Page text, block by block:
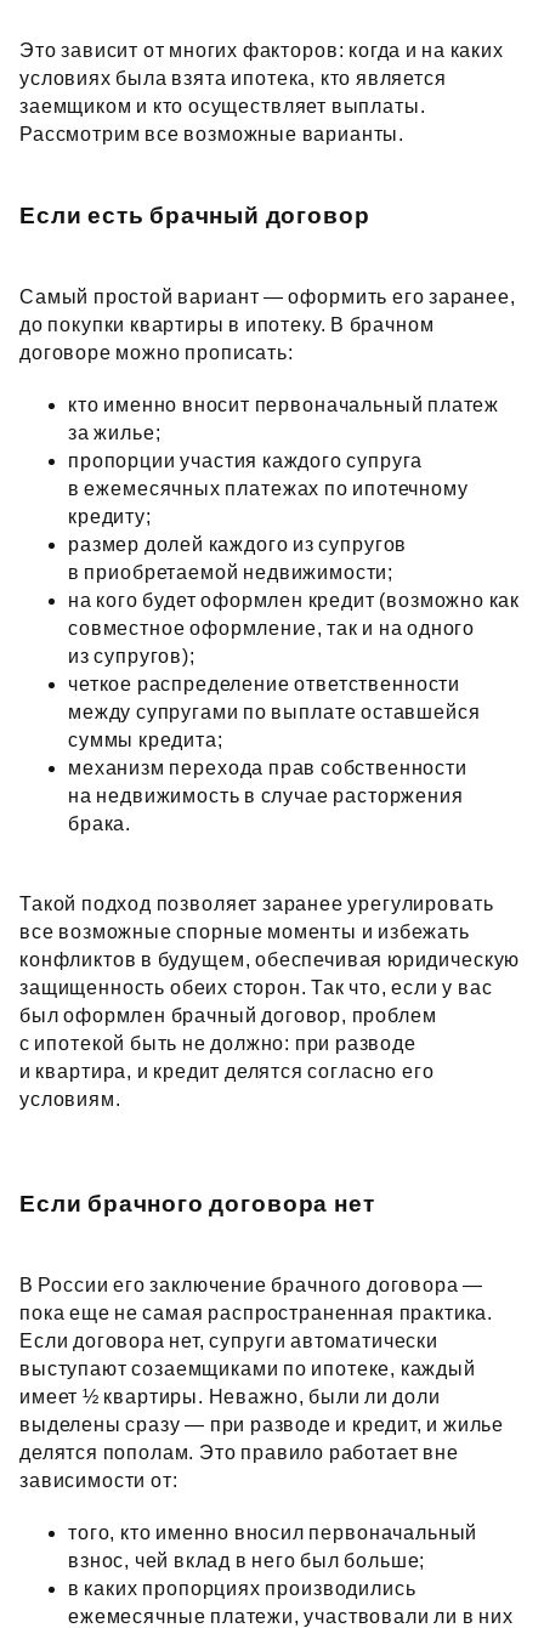
Это зависит от многих факторов: когда и на каких
условиях была взята ипотека, кто является
заемщиком и кто осуществляет выплаты.
Рассмотрим все возможные варианты.
Если есть брачный договор
Самый простой вариант — оформить его заранее,
до покупки квартиры в ипотеку. В брачном
договоре можно прописать:
кто именно вносит первоначальный платеж
за жилье;
пропорции участия каждого супруга
в ежемесячных платежах по ипотечному
кредиту;
размер долей каждого из супругов
в приобретаемой недвижимости;
на кого будет оформлен кредит (возможно как
совместное оформление, так и на одного
из супругов);
четкое распределение ответственности
между супругами по выплате оставшейся
суммы кредита;
механизм перехода прав собственности
на недвижимость в случае расторжения
брака.
Такой подход позволяет заранее урегулировать
все возможные спорные моменты и избежать
конфликтов в будущем, обеспечивая юридическую
защищенность обеих сторон. Так что, если у вас
был оформлен брачный договор, проблем
с ипотекой быть не должно: при разводе
и квартира, и кредит делятся согласно его
условиям.
Если брачного договора нет
В России его заключение брачного договора —
пока еще не самая распространенная практика.
Если договора нет, супруги автоматически
выступают созаемщиками по ипотеке, каждый
имеет ½ квартиры. Неважно, были ли доли
выделены сразу — при разводе и кредит, и жилье
делятся пополам. Это правило работает вне
зависимости от:
того, кто именно вносил первоначальный
взнос, чей вклад в него был больше;
в каких пропорциях производились
ежемесячные платежи, участвовали ли в них